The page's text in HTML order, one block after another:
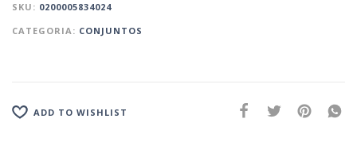
SKU: 0200005834024
CATEGORIA: CONJUNTOS
ADD TO WISHLIST